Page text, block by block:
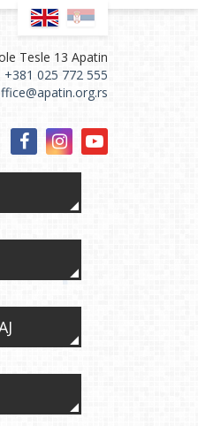
Tesle 13 Apatin
+381 025 772 555